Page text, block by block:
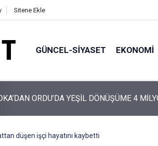
Sitene Ekle
GÜNCEL-SIYASET EKONOMI
PARTİ’NİN ORDU’DAKİ 69 KİŞİLİK
düşen işçi hayatını kaybetti